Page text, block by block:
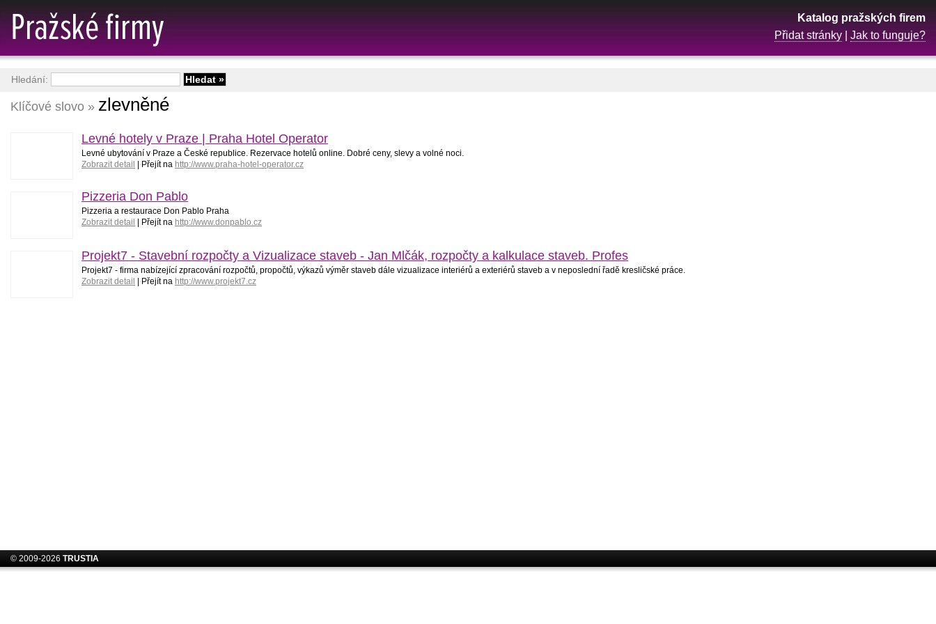
Klíčové slovo » zlevněné
Levné hotely v Praze | Praha Hotel Operator
Levné ubytování v Praze a České republice. Rezervace hotelů online. Dobré ceny, slevy a volné noci.
Zobrazit detail
| Přejít na http://www.praha-hotel-operator.cz
Pizzeria Don Pablo
Pizzeria a restaurace Don Pablo Praha
Zobrazit detail
| Přejít na http://www.donpablo.cz
Projekt7 - Stavební rozpočty a Vizualizace staveb - Jan Mlčák, rozpočty a kalkulace staveb. Profes
Projekt7 - firma nabízející zpracování rozpočtů, propočtů, výkazů výměr staveb dále vizualizace interiérů a exteriérů staveb a v neposlední řadě kresličské práce.
Zobrazit detail
| Přejít na http://www.projekt7.cz
Katalog pražských firem
Přidat stránky
Jak to funguje?
Hledání:
© 2009-2026 TRUSTIA